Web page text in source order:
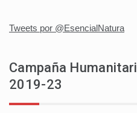
Tweets por @EsencialNatura
Campaña
2019-23